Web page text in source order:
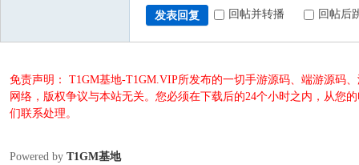
发表回复 回帖并转播 回帖后
免责声明： T1GM基地-T1GM.VIP所发布的一切手游源码、端游源码
网络，版权争议与本站无关。您必须在下载后的24个小时之内，从您
们联系处理。
Powered by T1GM基地